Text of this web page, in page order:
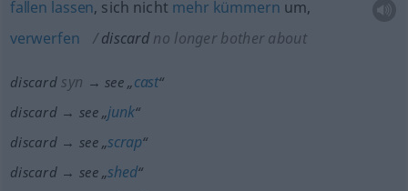
fallen lassen, sich nicht mehr kümmern um,
verwerfen
discard no longer bother about
discard syn → see „cast“
discard → see „junk“
discard → see „scrap“
discard → see „shed“